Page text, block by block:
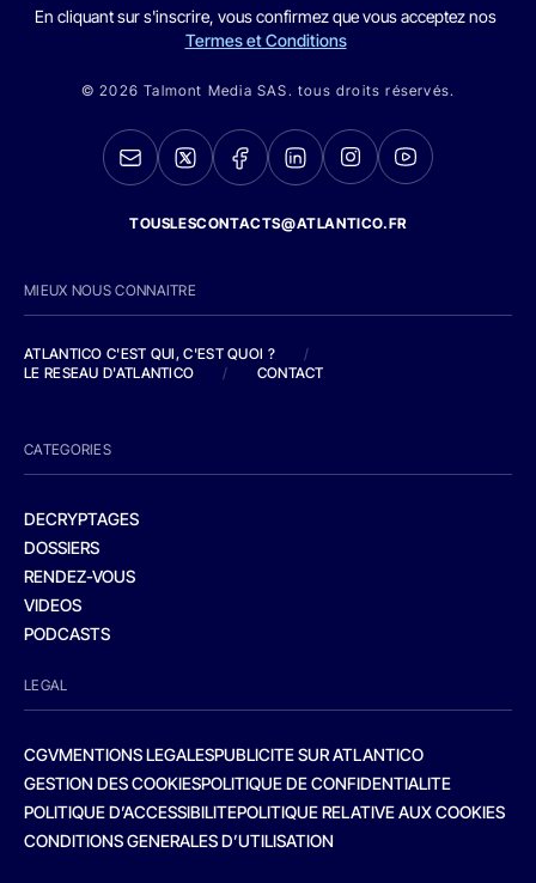
En cliquant sur s'inscrire, vous confirmez que vous acceptez nos
Termes et Conditions
© 2026 Talmont Media SAS. tous droits réservés.
TOUSLESCONTACTS@ATLANTICO.FR
MIEUX NOUS CONNAITRE
ATLANTICO C'EST QUI, C'EST QUOI ?
/
LE RESEAU D'ATLANTICO
/ CONTACT
CATEGORIES
DECRYPTAGES
DOSSIERS
RENDEZ-VOUS
VIDEOS
PODCASTS
LEGAL
CGVMENTIONS LEGALESPUBLICITE SUR ATLANTICO
GESTION DES COOKIESPOLITIQUE DE CONFIDENTIALITE
POLITIQUE D’ACCESSIBILITEPOLITIQUE RELATIVE AUX COOKIES
CONDITIONS GENERALES D’UTILISATION